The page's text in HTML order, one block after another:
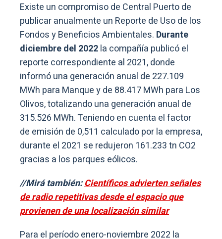
Existe un compromiso de Central Puerto de
publicar anualmente un Reporte de Uso de los
Fondos y Beneficios Ambientales. Durante
diciembre del 2022la compañía publicó el
reporte correspondiente al 2021, donde
informó una generación anual de 227.109
MWh para Manque y de 88.417 MWh para Los
Olivos, totalizando una generación anual de
315.526 MWh. Teniendo en cuenta el factor
de emisión de 0,511 calculado por la empresa,
durante el 2021 se redujeron 161.233 tn CO2
gracias a los parques eólicos.
//Mirá también:Científicos advierten señales
de radio repetitivas desde el espacio que
provienen de una localización similar
Para el período enero-noviembre 2022 la